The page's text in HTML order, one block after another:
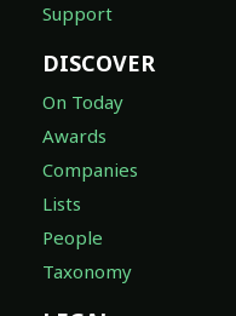
Support
DISCOVER
On Today
Awards
Companies
Lists
People
Taxonomy